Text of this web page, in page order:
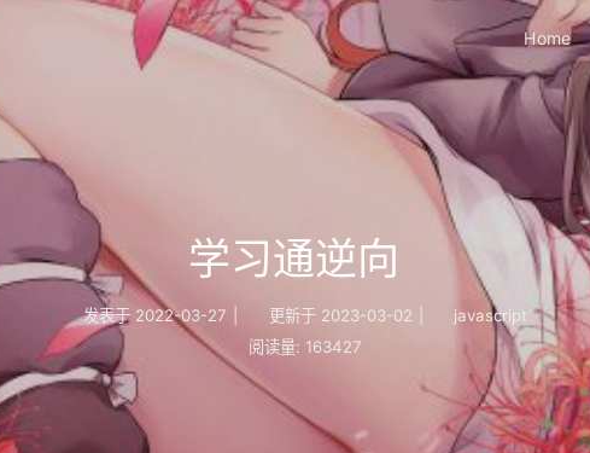
Home
学习通逆向
发表于 2022-03-27 更新于 2023-03-02
javascript
阅读量: 163427